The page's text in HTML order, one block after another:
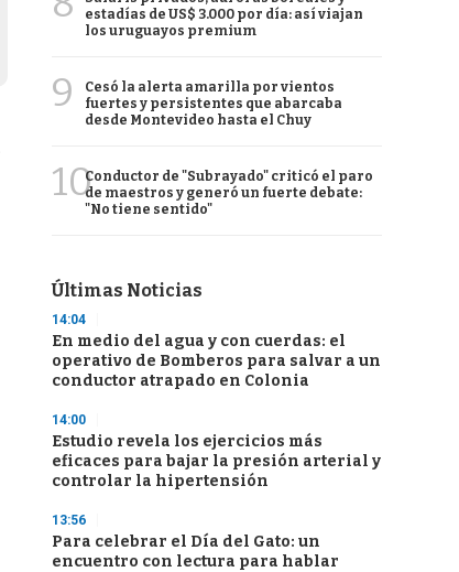
estadías de US$ 3.000 por día: así viajan
los uruguayos premium
9
Cesó la alerta amarilla por vientos
fuertes y persistentes que abarcaba
desde Montevideo hasta el Chuy
10Conductor de "Subrayado" criticó el paro
de maestros y generó un fuerte debate:
"No tiene sentido"
Últimas Noticias
14:04
En medio del agua y con cuerdas: el
operativo de Bomberos para salvar a un
conductor atrapado en Colonia
14:00
Estudio revela los ejercicios más
eficaces para bajar la presión arterial y
controlar la hipertensión
13:56
Para celebrar el Día del Gato: un
encuentro con lectura para hablar